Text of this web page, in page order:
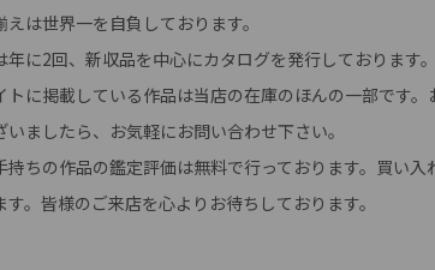
えは世界一を自負しております。
年に2回、新収品を中心にカタログを発行しております
トに掲載している作品は当店の在庫のほんの一部です。
いましたら、お気軽にお問い合わせ下さい。
持ちの作品の鑑定評価は無料で行っております。買い入
す。皆様のご来店を心よりお待ちしております。